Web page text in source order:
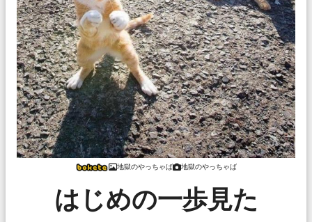
地獄のやっちゃば 地獄のやっちゃば
はじめの一歩見た